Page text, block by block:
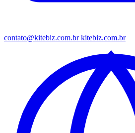
contato@kitebiz.com.br kitebiz.com.br